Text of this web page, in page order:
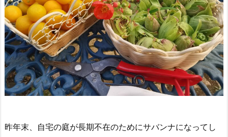
昨年末、自宅の庭が長期不在のためにサバンナになってし